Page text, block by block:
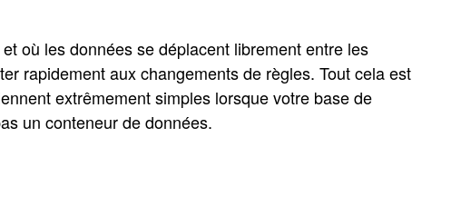
où les données se déplacent librement entre les
rapidement aux changements de règles. Tout cela est
extrêmement simples lorsque votre base de
un conteneur de données.